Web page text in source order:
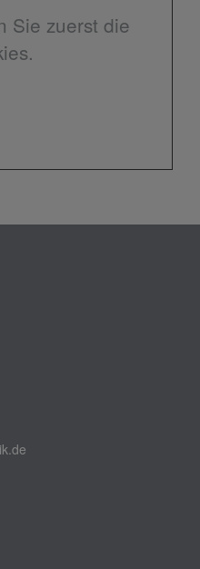
Sie zuerst die